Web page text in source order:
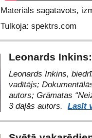
Materiāls sagatavots,
Tulkoja: spektrs.com
Leonards
Leonards Inkins,
vadītājs;
autors; Grāmatas “
3 daļās autors. Lasīt